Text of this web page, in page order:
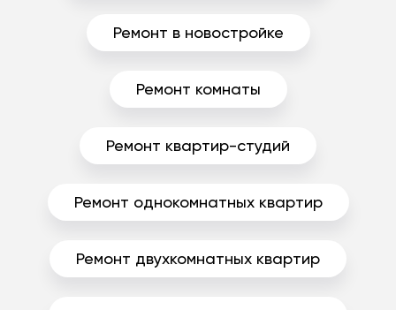
Ремонт в новостройке
Ремонт комнаты
Ремонт квартир-студий
Ремонт однокомнатных квартир
Ремонт двухкомнатных квартир